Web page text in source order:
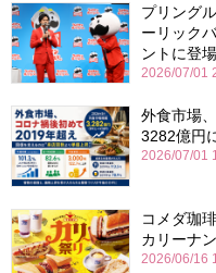
プリング
ーリック
ントに登場
2026/07/01
外食市場
3282億円
2026/07/01
コメダ珈
カリーナ
2026/06/16